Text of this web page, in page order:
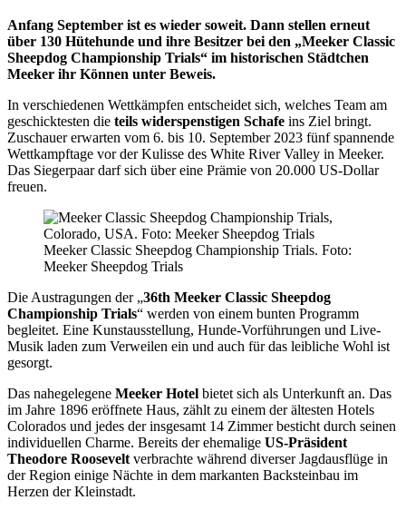
Anfang September ist es wieder soweit. Dann stellen erneut
über 130 Hütehunde und ihre Besitzer bei den „Meeker Classic
Sheepdog Championship Trials“ im historischen Städtchen
Meeker ihr Können unter Beweis.
In verschiedenen Wettkämpfen entscheidet sich, welches Team am
geschicktesten die teils widerspenstigen Schafe ins Ziel bringt.
Zuschauer erwarten vom 6. bis 10. September 2023 fünf spannende
Wettkampftage vor der Kulisse des White River Valley in Meeker.
Das Siegerpaar darf sich über eine Prämie von 20.000 US-Dollar
freuen.
Meeker Classic Sheepdog Championship Trials. Foto:
Meeker Sheepdog Trials
Die Austragungen der „36th Meeker Classic Sheepdog
Championship Trials“ werden von einem bunten Programm
begleitet. Eine Kunstausstellung, Hunde-Vorführungen und Live-
Musik laden zum Verweilen ein und auch für das leibliche Wohl ist
gesorgt.
Das nahegelegene Meeker Hotel bietet sich als Unterkunft an. Das
im Jahre 1896 eröffnete Haus, zählt zu einem der ältesten Hotels
Colorados und jedes der insgesamt 14 Zimmer besticht durch seinen
individuellen Charme. Bereits der ehemalige US-Präsident
Theodore Roosevelt verbrachte während diverser Jagdausflüge in
der Region einige Nächte in dem markanten Backsteinbau im
Herzen der Kleinstadt.